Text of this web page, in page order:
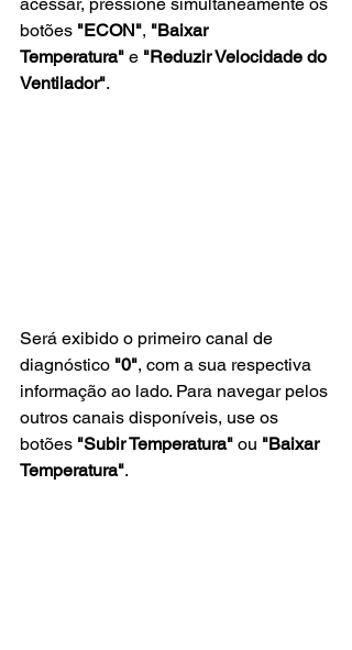
botões "ECON", "Baixar
Temperatura" e "Reduzir Velocidade do
Ventilador".
Será exibido o primeiro canal de
diagnóstico "0", com a sua respectiva
informação ao lado. Para navegar pelos
outros canais disponíveis, use os
botões "Subir Temperatura" ou "Baixar
Temperatura".